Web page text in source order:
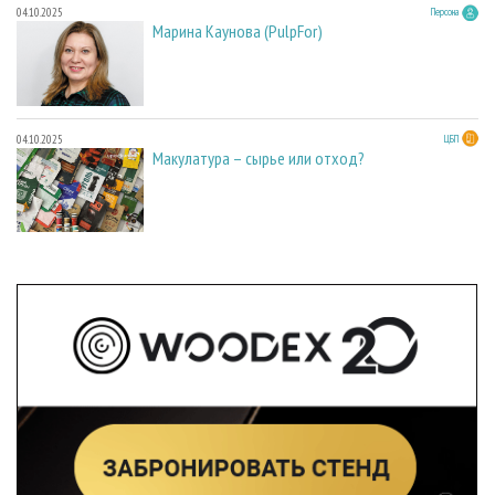
04.10.2025 Персона
Марина Каунова (PulpFor)
04.10.2025 ЦБП
Макулатура – сырье или отход?